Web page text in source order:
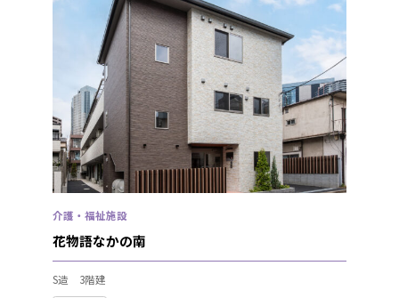
介護・福祉施設
花物語なかの南
S造 3階建